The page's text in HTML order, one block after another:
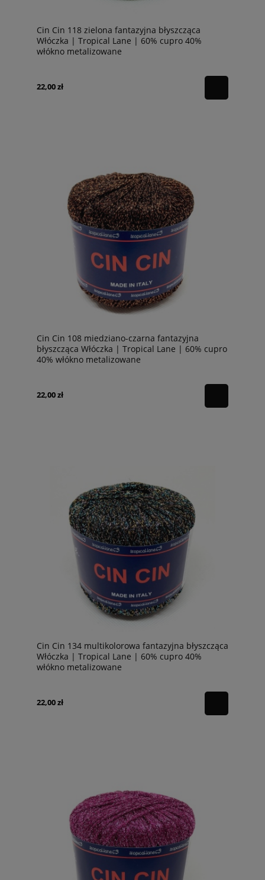
Cin Cin 118 zielona fantazyjna błyszcząca
Włóczka | Tropical Lane | 60% cupro 40%
włókno metalizowane
22,00 zł
Cin Cin 108 miedziano-czarna fantazyjna
błyszcząca Włóczka | Tropical Lane | 60% cupro
40% włókno metalizowane
22,00 zł
Cin Cin 134 multikolorowa fantazyjna błyszcząca
Włóczka | Tropical Lane | 60% cupro 40%
włókno metalizowane
22,00 zł